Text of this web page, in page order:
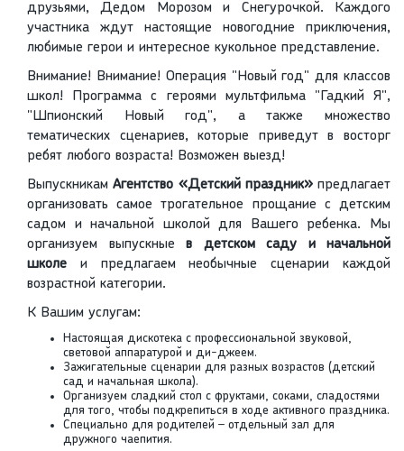
друзьями, Дедом Морозом и Снегурочкой. Каждого
участника ждут настоящие новогодние приключения,
любимые герои и интересное кукольное представление.
Внимание! Внимание! Операция "Новый год" для классов
школ! Программа с героями мультфильма "Гадкий Я",
"Шпионский Новый год", а также множество
тематических сценариев, которые приведут в восторг
ребят любого возраста! Возможен выезд!
ВыпускникамАгентство «Детский праздник»предлагает
организовать самое трогательное прощание с детским
садом и начальной школой для Вашего ребенка. Мы
организуем выпускные в детском саду и начальной
школе и предлагаем необычные сценарии каждой
возрастной категории.
К Вашим услугам:
Настоящая дискотека с профессиональной звуковой,
световой аппаратурой и ди-джеем.
Зажигательные сценарии для разных возрастов (детский
сад и начальная школа).
Организуем сладкий стол с фруктами, соками, сладостями
для того, чтобы подкрепиться в ходе активного праздника.
Специально для родителей – отдельный зал для
дружного чаепития.